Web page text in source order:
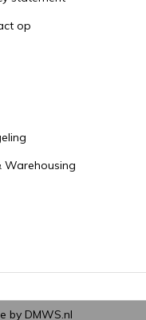
op
Warehousing
by DMWS.nl